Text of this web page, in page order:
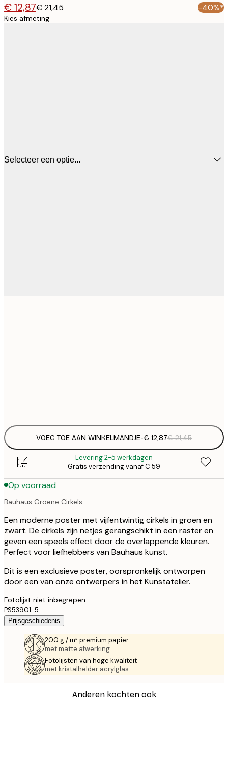
€ 12,87€ 21,45 -40%*
Kies afmeting
Selecteer een optie...
VOEG TOE AAN WINKELMANDJE-€ 12,87€ 21,45
Levering 2-5 werkdagen
Gratis verzending vanaf € 59
Op voorraad
Bauhaus Groene Cirkels
Een moderne poster met vijfentwintig cirkels in groen en
zwart. De cirkels zijn netjes gerangschikt in een raster en
geven een speels effect door de overlappende kleuren.
Perfect voor liefhebbers van Bauhaus kunst.
Dit is een exclusieve poster, oorspronkelijk ontworpen
door een van onze ontwerpers in het Kunstatelier.
Fotolijst niet inbegrepen.
PS53901-5
Prijsgeschiedenis
200 g / m² premium papier
met matte afwerking.
Fotolijsten van hoge kwaliteit
met kristalhelder acrylglas.
Anderen kochten ook